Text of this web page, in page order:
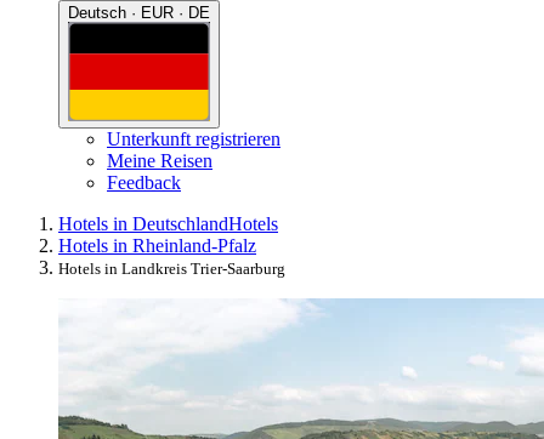
Deutsch · EUR · DE
Unterkunft registrieren
Meine Reisen
Feedback
Hotels in DeutschlandHotels
Hotels in Rheinland-Pfalz
Hotels in Landkreis Trier-Saarburg